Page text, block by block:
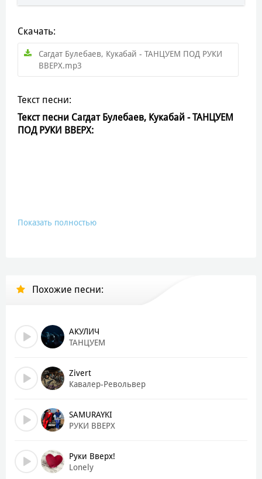
Скачать:
Сагдат Булебаев, Кукабай - ТАНЦУЕМ ПОД РУКИ
ВВЕРХ.mp3
Текст песни:
Текст песни Сагдат Булебаев, Кукабай - ТАНЦУЕМ
ПОД РУКИ ВВЕРХ:
Показать полностью
Похожие песни:
АКУЛИЧ
ТАНЦУЕМ
Zivert
Кавалер-Револьвер
SAMURAYKI
РУКИ ВВЕРХ
Руки Вверх!
Lonely